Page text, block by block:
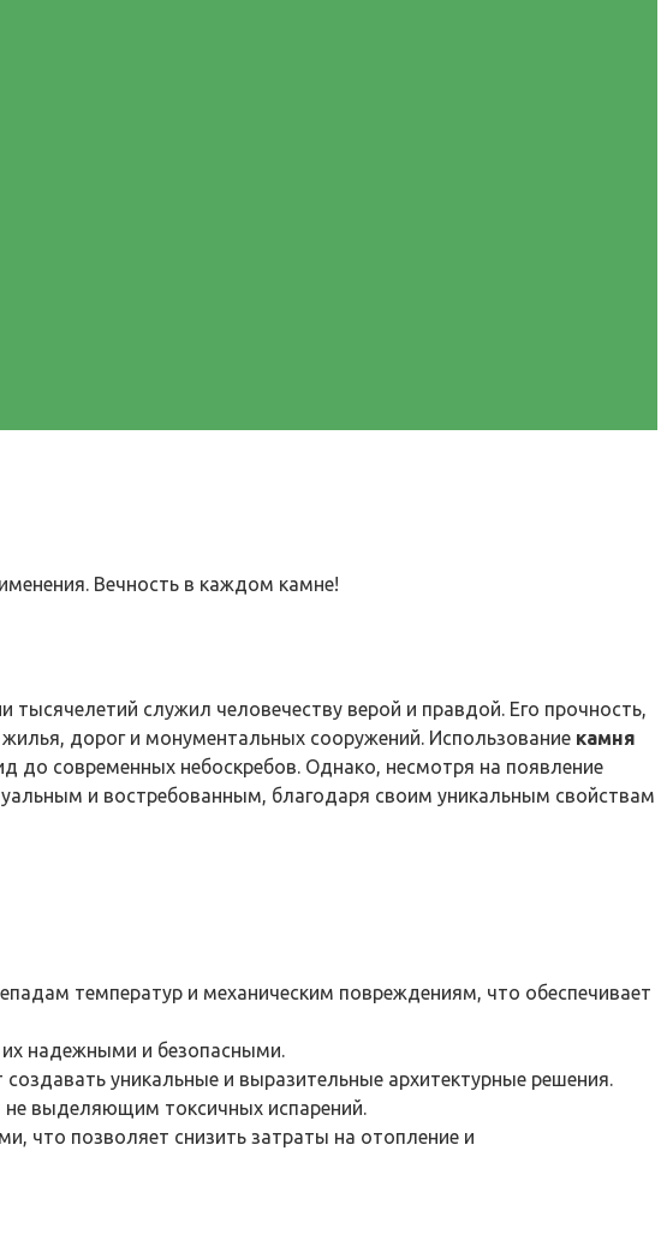
Вечность в каждом камне!
служил человечеству верой и правдой. Его прочность,
дорог и монументальных сооружений. Использование камня
до современных небоскребов. Однако, несмотря на появление
и востребованным, благодаря своим уникальным свойствам
температур и механическим повреждениям, что обеспечивает
их надежными и безопасными.
уникальные и выразительные архитектурные решения.
выделяющим токсичных испарений.
что позволяет снизить затраты на отопление и